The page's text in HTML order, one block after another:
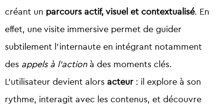
créant un parcours actif, visuel et contextualisé. En
effet, une visite immersive permet de guider
subtilement l’internaute en intégrant notamment
des appels à l’actionà des moments clés.
L’utilisateur devient alors acteur : il explore à son
rythme, interagit avec les contenus, et découvre